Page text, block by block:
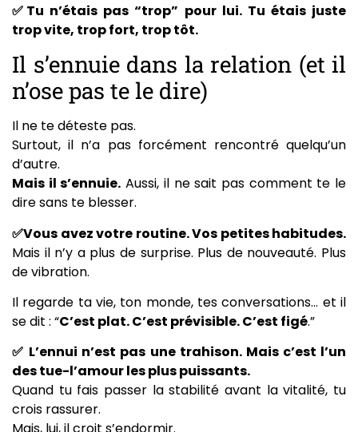
✅Tu n’étais pas “trop” pour lui. Tu étais juste
trop vite, trop fort, trop tôt.
Il s’ennuie dans la relation (et il
n’ose pas te le dire)
Il ne te déteste pas.
Surtout, il n’a pas forcément rencontré quelqu’un
d’autre.
Mais il s’ennuie. Aussi, il ne sait pas comment te le
dire sans te blesser.
✅Vous avez votre routine. Vos petites habitudes.
Mais il n’y a plus de surprise. Plus de nouveauté. Plus
de vibration.
Il regarde ta vie, ton monde, tes conversations… et il
se dit : “C’est plat. C’est prévisible. C’est figé.”
✅ L’ennui n’est pas une trahison. Mais c’est l’un
des tue-l’amour les plus puissants.
Quand tu fais passer la stabilité avant la vitalité, tu
crois rassurer.